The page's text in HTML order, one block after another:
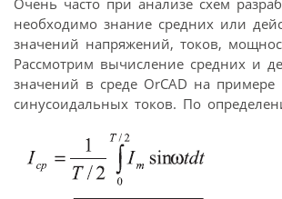
необходимо знание средних или
значений напряжений, токов,
Рассмотрим вычисление средних и
значений в среде OrCAD на примере
синусоидальных токов. По